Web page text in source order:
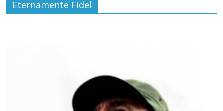
Eternamente Fidel